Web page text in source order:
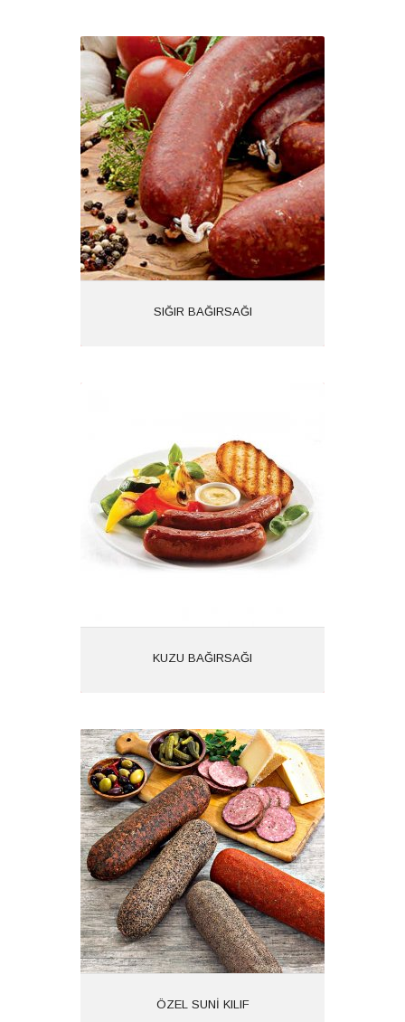
SIĞIR BAĞIRSAĞI
SIĞIR BAĞIRSAĞI
Ürün Kodu: 1618
Kategoriler:
KUZU BAĞIRSAĞI
Kategoriler:
ÖZEL SUNİ KILIF
ÖZEL SUNİ KILIF
Ürün Kodu: 1616
Kategoriler: